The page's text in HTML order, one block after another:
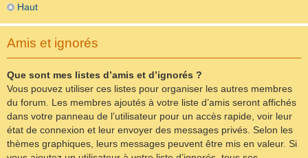
Haut
Amis et ignorés
Que sont mes listes d’amis et d’ignorés ?
Vous pouvez utiliser ces listes pour organiser les autres membres
du forum. Les membres ajoutés à votre liste d’amis seront affichés
dans votre panneau de l’utilisateur pour un accès rapide, voir leur
état de connexion et leur envoyer des messages privés. Selon les
thèmes graphiques, leurs messages peuvent être mis en valeur. Si